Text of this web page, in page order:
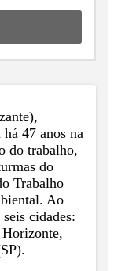
47 anos na
do trabalho,
do
Trabalho
Ao
cidades: